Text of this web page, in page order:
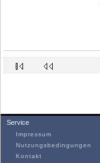
Service
Impressum
Nutzungsbedingungen
Kontakt